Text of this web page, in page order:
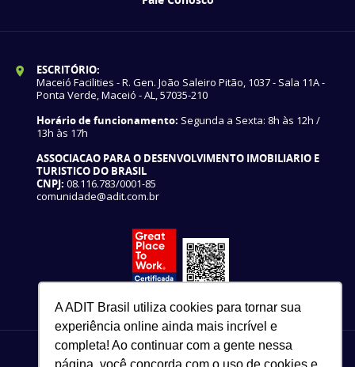
A ADIT Brasil utiliza cookies para tornar sua
experiência online ainda mais incrível e
completa! Ao continuar com a gente nessa
página, você concorda com o uso de cookies e
ESCRITÓRIO:
Maceió Facilities - R. Gen. João Saleiro Pitão, 1037 - Sala 11A -
Ponta Verde, Maceió - AL, 57035-210
Horário de funcionamento: Segunda a Sexta: 8h às 12h /
13h às 17h
ASSOCIACAO PARA O DESENVOLVIMENTO IMOBILIARIO E
TURISTICO DO BRASIL
CNPJ: 08.116.783/0001-85
comunidade@adit.com.br